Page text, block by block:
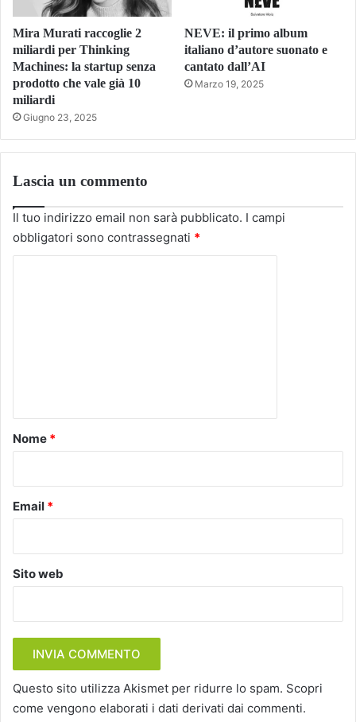
Mira Murati raccoglie 2
miliardi per Thinking
Machines: la startup senza
prodotto che vale già 10
miliardi
Giugno 23, 2025
NEVE: il primo album
italiano d’autore suonato e
cantato dall’AI
Marzo 19, 2025
Lascia un commento
Il tuo indirizzo email non sarà pubblicato. I campi
obbligatori sono contrassegnati *
o
Nome *
Email *
Sito web
Questo sito utilizza Akismet per ridurre lo spam. Scopri
come vengono elaborati i dati derivati dai commenti.